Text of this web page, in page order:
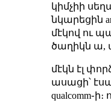
կիմչիի
նկարեցին
մէկով ու
ծաղիկն ա,
մէկն էլ
ասացի՝ էսա